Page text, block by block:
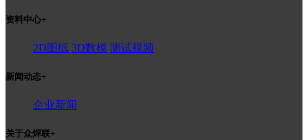
资料中心+
2D图纸 3D数模 测试视频
新闻动态+
企业新闻
关于众焊联+